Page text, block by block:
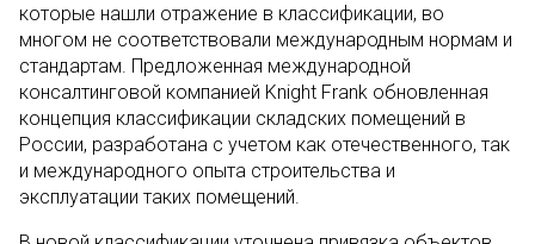
которые нашли отражение в классификации, во
многом не соответствовали международным нормам и
стандартам. Предложенная международной
консалтинговой компанией Knight Frank обновленная
концепция классификации складских помещений в
России, разработана с учетом как отечественного, так
и международного опыта строительства и
эксплуатации таких помещений.